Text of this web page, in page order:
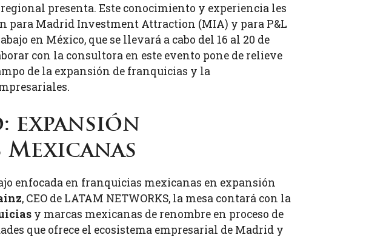
presenta. Este conocimiento y experiencia les
para Madrid Investment Attraction (MIA) y para P&L
en México, que se llevará a cabo del 16 al 20 de
con la consultora en este evento pone de relieve
de la expansión de franquicias y la
expansión
enfocada en franquicias mexicanas en expansión
, CEO de LATAM NETWORKS, la mesa contará con la
y marcas mexicanas de renombre en proceso de
que ofrece el ecosistema empresarial de Madrid y